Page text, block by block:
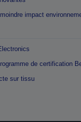
impact
de certification
sur tissu